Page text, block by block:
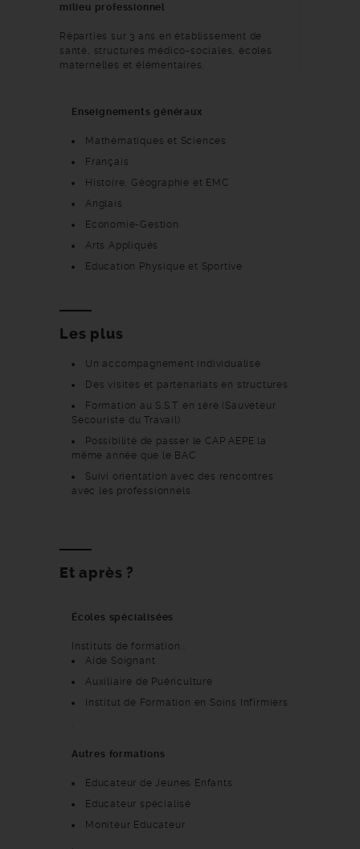
milieu professionnel
Réparties sur 3 ans en établissement de
santé, structures médico-sociales, écoles
maternelles et élémentaires.
Enseignements généraux
Mathématiques et Sciences
Français
Histoire, Géographie et EMC
Anglais
Economie-Gestion
Arts Appliqués
Education Physique et Sportive
Les plus
Un accompagnement individualisé
Des visites et partenariats en structures
Formation au S.S.T. en 1ère (Sauveteur
Secouriste du Travail)
Possibilité de passer le CAP AEPE la
même année que le BAC
Suivi orientation avec des rencontres
avec les professionnels
Et après ?
Écoles spécialisées
Instituts de formation :
Aide Soignant
Auxiliaire de Puériculture
Institut de Formation en Soins Infirmiers
Autres formations
Educateur de Jeunes Enfants
Educateur spécialisé
Moniteur Educateur